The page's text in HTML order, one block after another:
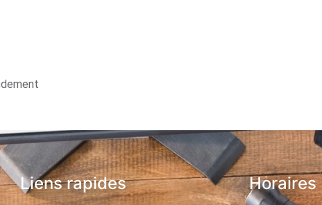
Liens rapides Horaires